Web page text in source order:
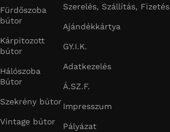
Fürdőszoba
bútor
Kárpitozott
bútor
Hálószoba
Bútor
Szekrény bútor
Vintage bútor
Szerelés, Szállítás, Fizetés
Ajándékkártya
GY.I.K.
Adatkezelés
Á.SZ.F.
Impresszum
Pályázat